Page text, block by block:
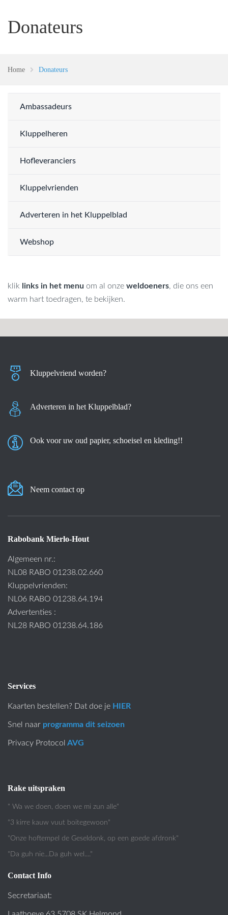
Donateurs
Home Donateurs
Ambassadeurs
Kluppelheren
Hofleveranciers
Kluppelvrienden
Adverteren in het Kluppelblad
Webshop
klik links in het menu om al onze weldoeners, die ons een
warm hart toedragen, te bekijken.
Kluppelvriend worden?
Adverteren in het Kluppelblad?
Ook voor uw oud papier, schoeisel en kleding!!
Neem contact op
Rabobank Mierlo-Hout
Algemeen nr.:
NL08 RABO 01238.02.660
Kluppelvrienden:
NL06 RABO 01238.64.194
Advertenties :
NL28 RABO 01238.64.186
Services
Kaarten bestellen? Dat doe je HIER
Snel naar programma dit seizoen
Privacy Protocol AVG
Rake uitspraken
" Wa we doen, doen we mi zun alle"
"3 kirre kauw vuut boitegewoon"
"Onze hoftempel de Geseldonk, op een goede afdronk"
"Da guh nie...Da guh wel...."
Contact Info
Secretariaat: